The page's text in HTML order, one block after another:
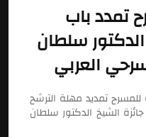
تمدد باب
سلطان
العربي
للمسرح تمديد مهلة الترشح
الشيخ الدكتور سلطان